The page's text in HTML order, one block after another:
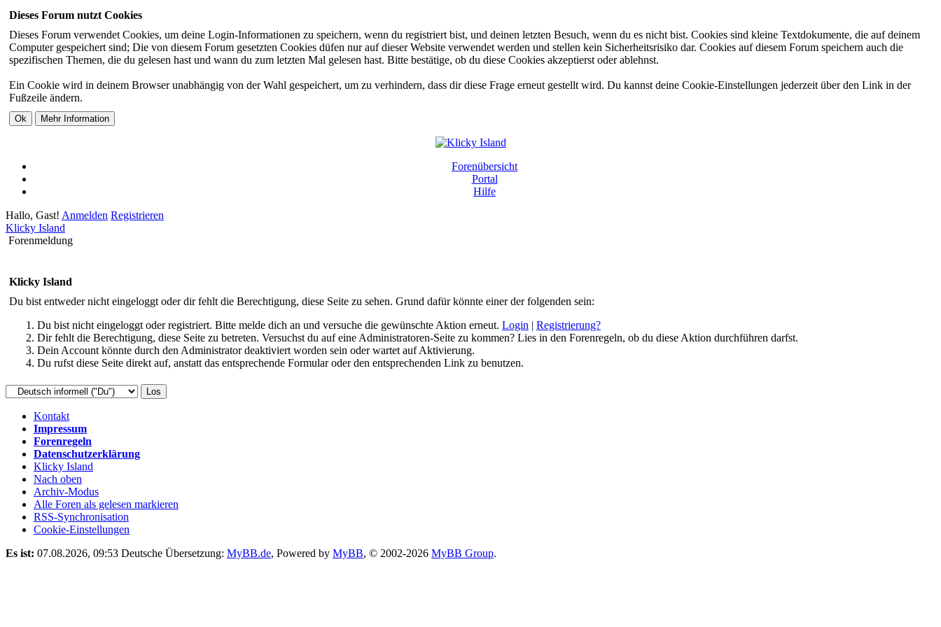
Dieses Forum nutzt Cookies
Dieses Forum verwendet Cookies, um deine Login-Informationen zu speichern, wenn du registriert bist, und deinen letzten Besuch, wenn du es nicht bist. Cookies sind kleine Textdokumente, die auf deinem
Computer gespeichert sind; Die von diesem Forum gesetzten Cookies düfen nur auf dieser Website verwendet werden und stellen kein Sicherheitsrisiko dar. Cookies auf diesem Forum speichern auch die
spezifischen Themen, die du gelesen hast und wann du zum letzten Mal gelesen hast. Bitte bestätige, ob du diese Cookies akzeptierst oder ablehnst.
Ein Cookie wird in deinem Browser unabhängig von der Wahl gespeichert, um zu verhindern, dass dir diese Frage erneut gestellt wird. Du kannst deine Cookie-Einstellungen jederzeit über den Link in der
Fußzeile ändern.
Forenübersicht
Portal
Hilfe
Hallo, Gast! Anmelden Registrieren
Klicky Island
Forenmeldung
Klicky Island
Du bist entweder nicht eingeloggt oder dir fehlt die Berechtigung, diese Seite zu sehen. Grund dafür könnte einer der folgenden sein:
Du bist nicht eingeloggt oder registriert. Bitte melde dich an und versuche die gewünschte Aktion erneut. Login | Registrierung?
Dir fehlt die Berechtigung, diese Seite zu betreten. Versuchst du auf eine Administratoren-Seite zu kommen? Lies in den Forenregeln, ob du diese Aktion durchführen darfst.
Dein Account könnte durch den Administrator deaktiviert worden sein oder wartet auf Aktivierung.
Du rufst diese Seite direkt auf, anstatt das entsprechende Formular oder den entsprechenden Link zu benutzen.
Kontakt
Impressum
Forenregeln
Datenschutzerklärung
Klicky Island
Nach oben
Archiv-Modus
Alle Foren als gelesen markieren
RSS-Synchronisation
Cookie-Einstellungen
Es ist: 07.08.2026, 09:53 Deutsche Übersetzung: MyBB.de, Powered by MyBB, © 2002-2026 MyBB Group.